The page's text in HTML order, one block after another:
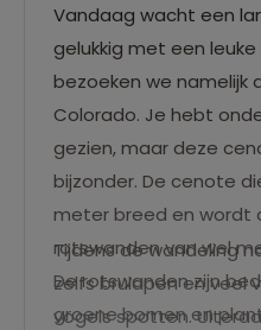
Vandaag wacht een
gelukkig met een
bezoeken we namelijk
Colorado. Je hebt
gezien, maar deze
bijzonder. De cenote
meter breed en wordt
rotswanden van wel
De rotswanden zijn
groene bomen en
Tijdens de wandeling
zelfs brulapen en veel
vogels spotten.